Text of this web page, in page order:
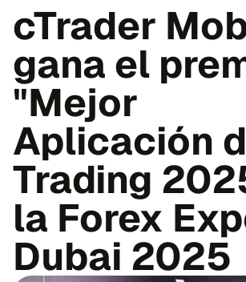
cTrader
gana el
"Mejor
Aplicación
Trading
la Forex
Dubai 2025